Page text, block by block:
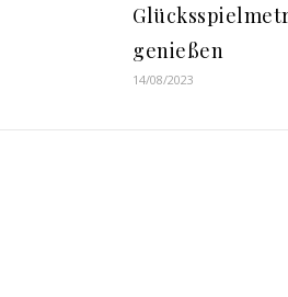
genießen
14/08/2023